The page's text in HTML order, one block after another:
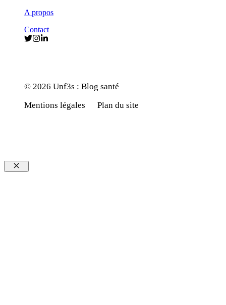
A propos
Contact
© 2026 Unf3s : Blog santé
Mentions légales
Plan du site
Fermer